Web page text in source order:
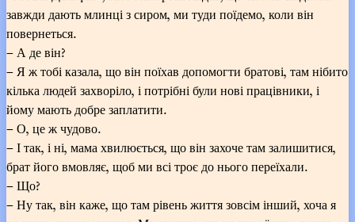
завжди дають млинці з сиром, ми туди поїдемо, коли він
повернеться.
– А де він?
– Я ж тобі казала, що він поїхав допомогти братові, там нібито
кілька людей захворіло, і потрібні були нові працівники, і
йому мають добре заплатити.
– О, це ж чудово.
– І так, і ні, мама хвилюється, що він захоче там залишитися,
брат його вмовляє, щоб ми всі троє до нього переїхали.
– Що?
– Ну так, він каже, що там рівень життя зовсім інший, хоча я